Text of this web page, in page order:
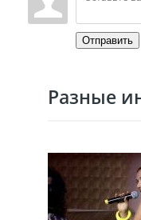
Отправить
Разные